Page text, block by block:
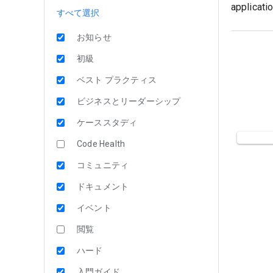
すべて選択
お知らせ
初級
ベスト プラクティス
ビジネスとリーダーシップ
ケーススタディ
Code Health
コミュニティ
ドキュメント
イベント
閲覧
ハード